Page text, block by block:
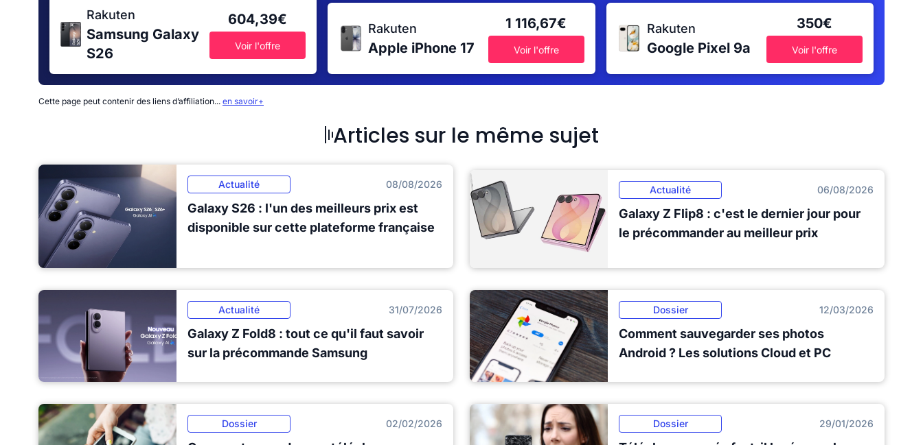
Rakuten
Samsung Galaxy
S26
604,39€
Voir l'offre
Rakuten
Apple iPhone 17
1 116,67€
Voir l'offre
Rakuten
Google Pixel 9a
350€
Voir l'offre
Cette page peut contenir des liens d’affiliation... en savoir+
Articles sur le même sujet
Actualité 08/08/2026
Galaxy S26 : l'un des meilleurs prix est
disponible sur cette plateforme française
Actualité 06/08/2026
Galaxy Z Flip8 : c'est le dernier jour pour
le précommander au meilleur prix
Actualité 31/07/2026
Galaxy Z Fold8 : tout ce qu'il faut savoir
sur la précommande Samsung
Dossier 12/03/2026
Comment sauvegarder ses photos
Android ? Les solutions Cloud et PC
Dossier 02/02/2026 Dossier 29/01/2026